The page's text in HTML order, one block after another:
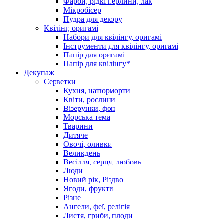
Мікробісер
Пудра для декору
Квілінг, оригамі
Набори для квілінгу, оригамі
Інструменти для квілінгу, оригамі
Папір для оригамі
Папір для квілінгу*
Декупаж
Серветки
Кухня, натюрморти
Квіти, рослини
Візерунки, фон
Морська тема
Тварини
Дитяче
Овочі, оливки
Великдень
Весілля, серця, любовь
Люди
Новий рік, Різдво
Ягоди, фрукти
Різне
Ангели, феї, релігія
Листя, гриби, плоди